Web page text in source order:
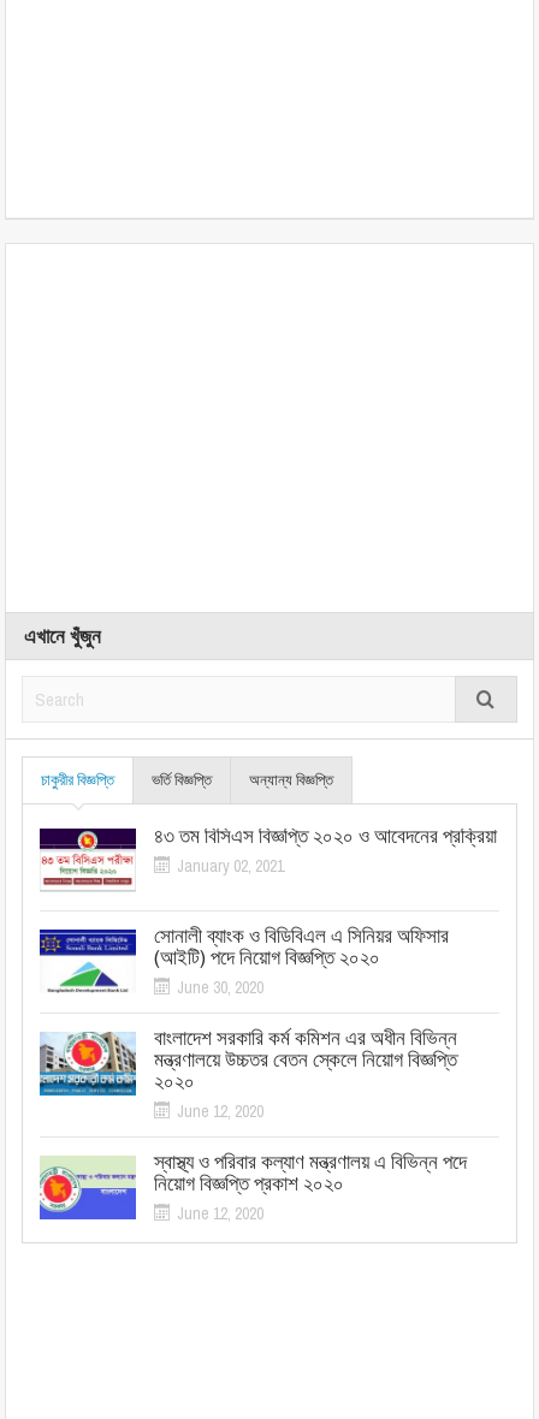
এখানে খুঁজুন
চাকুরীর বিজ্ঞপ্তি ভর্তি বিজ্ঞপ্তি অন্যান্য বিজ্ঞপ্তি
৪৩ তম বিসিএস বিজ্ঞপ্তি ২০২০ ও আবেদনের প্রক্রিয়া
January 02, 2021
সোনালী ব্যাংক ও বিডিবিএল এ সিনিয়র অফিসার
(আইটি) পদে নিয়োগ বিজ্ঞপ্তি ২০২০
June 30, 2020
বাংলাদেশ সরকারি কর্ম কমিশন এর অধীন বিভিন্ন
মন্ত্রণালয়ে উচ্চতর বেতন স্কেলে নিয়োগ বিজ্ঞপ্তি
২০২০
June 12, 2020
স্বাস্থ্য ও পরিবার কল্যাণ মন্ত্রণালয় এ বিভিন্ন পদে
নিয়োগ বিজ্ঞপ্তি প্রকাশ ২০২০
June 12, 2020